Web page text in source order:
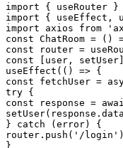
import { useRouter
import { useEffect,
import axios from
const ChatRoom = ()
const router =
const [user,
useEffect(() => {
const fetchUser =
try {
const response =
} catch (error) {
router.push('/
}